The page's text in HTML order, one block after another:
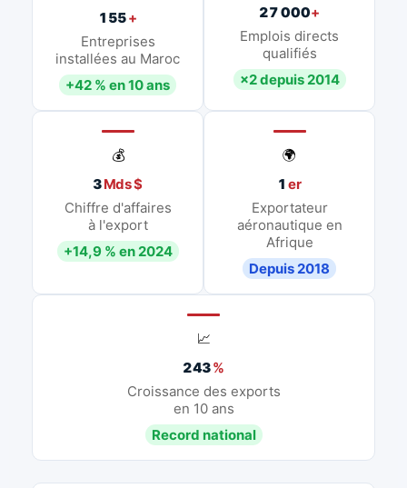
155+
Entreprises
installées au Maroc
+42 % en 10 ans
27 000+
Emplois directs
qualifiés
×2 depuis 2014
💰
3Mds $
Chiffre d'affaires
à l'export
+14,9 % en 2024
🌍
1 er
Exportateur
aéronautique en
Afrique
Depuis 2018
📈
243%
Croissance des exports
en 10 ans
Record national